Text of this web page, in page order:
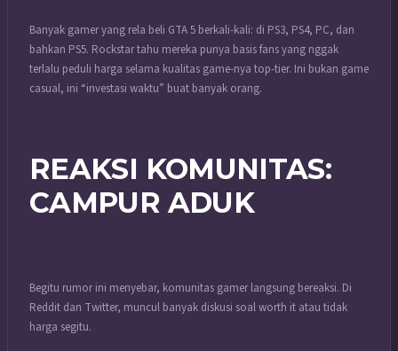
Banyak gamer yang rela beli GTA 5 berkali-kali: di PS3, PS4, PC, dan
bahkan PS5. Rockstar tahu mereka punya basis fans yang nggak
terlalu peduli harga selama kualitas game-nya top-tier. Ini bukan game
casual, ini “investasi waktu” buat banyak orang.
REAKSI KOMUNITAS:
CAMPUR ADUK
Begitu rumor ini menyebar, komunitas gamer langsung bereaksi. Di
Reddit dan Twitter, muncul banyak diskusi soal worth it atau tidak
harga segitu.